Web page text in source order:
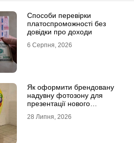
Способи перевірки
платоспроможності без
довідки про доходи
6 Серпня, 2026
Як оформити брендовану
надувну фотозону для
презентації нового
28 Липня, 2026